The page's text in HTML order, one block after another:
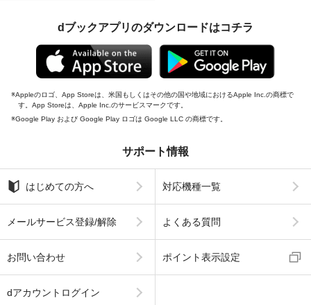
dブックアプリのダウンロードはコチラ
Appleのロゴ、App Storeは、米国もしくはその他の国や地域におけるApple Inc.の商標で
す。App Storeは、Apple Inc.のサービスマークです。
Google Play および Google Play ロゴは Google LLC の商標です。
サポート情報
はじめての方へ 対応機種一覧
メールサービス登録/解除 よくある質問
お問い合わせ ポイント表示設定
dアカウントログイン